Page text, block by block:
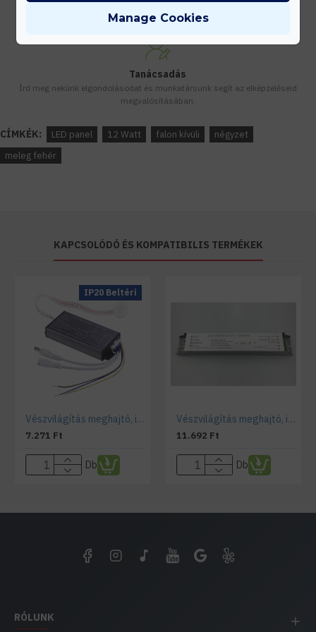
Készleten lévő termékeinket akár 24 órán belül megkaphatod!
Tanácsadás
Írd meg nekünk elgondolásodat és munkatársunk segít az elképzeléseid
megvalósításában.
CÍMKÉK: LED panel 12 Watt falon kívüli
négyzet
meleg fehér
KAPCSOLÓDÓ ÉS KOMPATIBILIS TERMÉKEK
IP20 Beltéri
Vészvilágítás meghajtó, inverter LED panelekhez teszt gombbal, jelző lámpával (3-40 Watt)
7.271 Ft
Db
Vészvilágítás meghajtó, inverter LED fénycsövekhez és LED panelekhez (5-20 Watt)
11.692 Ft
Db
RÓLUNK
Manage Cookies